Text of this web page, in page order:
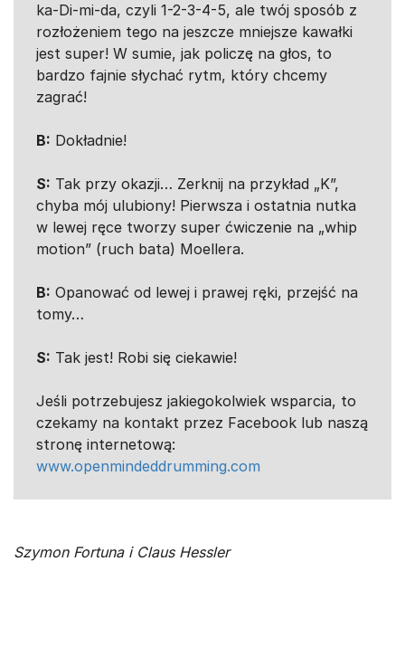
ka-Di-mi-da, czyli 1-2-3-4-5, ale twój sposób z
rozłożeniem tego na jeszcze mniejsze kawałki
jest super! W sumie, jak policzę na głos, to
bardzo fajnie słychać rytm, który chcemy
zagrać!
B: Dokładnie!
S: Tak przy okazji… Zerknij na przykład „K”,
chyba mój ulubiony! Pierwsza i ostatnia nutka
w lewej ręce tworzy super ćwiczenie na „whip
motion” (ruch bata) Moellera.
B: Opanować od lewej i prawej ręki, przejść na
tomy…
S: Tak jest! Robi się ciekawie!
Jeśli potrzebujesz jakiegokolwiek wsparcia, to
czekamy na kontakt przez Facebook lub naszą
stronę internetową:
www.openmindeddrumming.com
Szymon Fortuna i Claus Hessler